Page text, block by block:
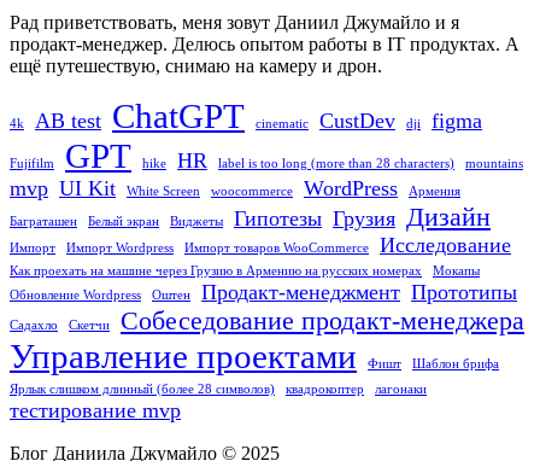
Рад приветствовать, меня зовут Даниил Джумайло и я
продакт-менеджер. Делюсь опытом работы в IT продуктах. А
ещё путешествую, снимаю на камеру и дрон.
4k AB test ChatGPT cinematic CustDev dji figma
Fujifilm GPT hike HR label is too long (more than 28 characters) mountains
mvp UI Kit White Screen woocommerce WordPress Армения
Баграташен Белый экран Виджеты Гипотезы Грузия Дизайн
Импорт Импорт Wordpress Импорт товаров WooCommerce Исследование
Как проехать на машине через Грузию в Армению на русских номерах
Мокапы
Обновление Wordpress
Оштен Продакт-менеджмент Прототипы
Садахло Скетчи Собеседование продакт-менеджера
Управление проектами Фишт
Шаблон брифа
Ярлык ‎слишком длинный (более 28 символов)
квадрокоптер лагонаки
тестирование mvp
Блог Даниила Джумайло © 2025